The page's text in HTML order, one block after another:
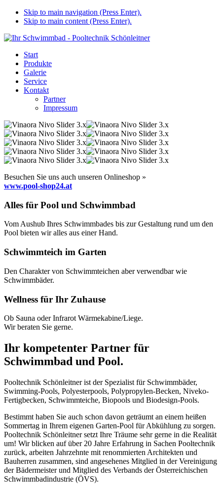
Skip to main navigation (Press Enter).
Skip to main content (Press Enter).
Start
Produkte
Galerie
Service
Kontakt
Partner
Impressum
Besuchen Sie uns auch unseren Onlineshop »
www.pool-shop24.at
Alles für Pool und Schwimmbad
Vom Aushub Ihres Schwimmbades bis zur Gestaltung rund um den
Pool bieten wir alles aus einer Hand.
Schwimmteich im Garten
Den Charakter von Schwimmteichen aber verwendbar wie
Schwimmbäder.
Wellness für Ihr Zuhause
Ob Sauna oder Infrarot Wärmekabine/Liege.
Wir beraten Sie gerne.
Ihr kompetenter Partner für
Schwimmbad und Pool.
Pooltechnik Schönleitner ist der Spezialist für Schwimmbäder,
Swimming-Pools, Polyesterpools, Polypropylen-Becken, Niveko-
Fertigbecken, Schwimmteiche, Biopools und Biodesign-Pools.
Bestimmt haben Sie auch schon davon geträumt an einem heißen
Sommertag in Ihrem eigenen Garten-Pool für Abkühlung zu sorgen.
Pooltechnik Schönleitner setzt Ihre Träume sehr gerne in die Realität
um! Wir blicken auf über 20 Jahre Erfahrung in Sachen Pooltechnik
zurück, arbeiten Jahrzehnte mit renommierten Architekten und
Bauherren zusammen, sind angesehenes Mitglied in der Vereinigung
der Bädermeister und Mitglied des Verbands der Österreichischen
Schwimmbadindustrie (ÖVS).